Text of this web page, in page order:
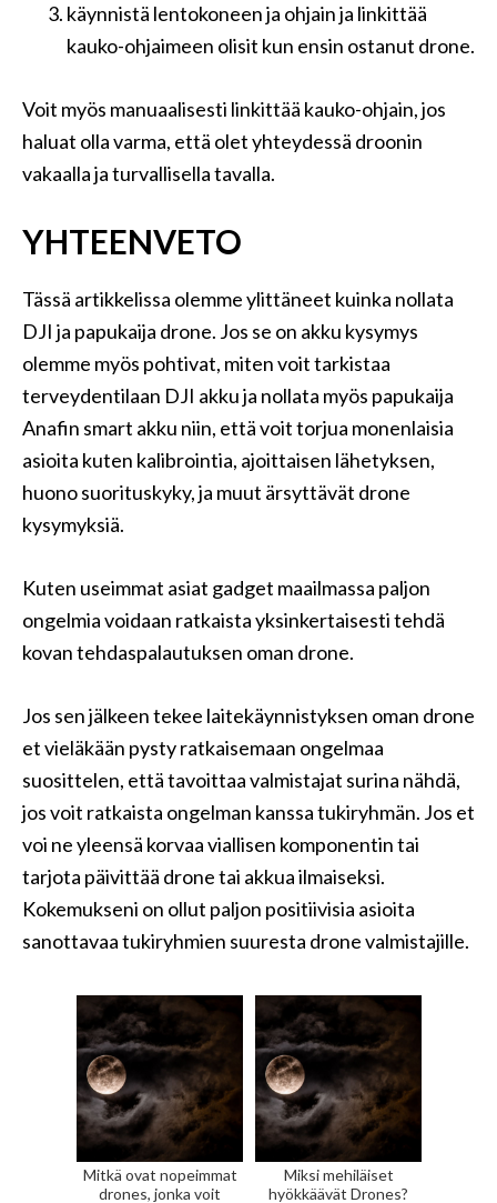
käynnistä lentokoneen ja ohjain ja linkittää
kauko-ohjaimeen olisit kun ensin ostanut drone.
Voit myös manuaalisesti linkittää kauko-ohjain, jos
haluat olla varma, että olet yhteydessä droonin
vakaalla ja turvallisella tavalla.
YHTEENVETO
Tässä artikkelissa olemme ylittäneet kuinka nollata
DJI ja papukaija drone. Jos se on akku kysymys
olemme myös pohtivat, miten voit tarkistaa
terveydentilaan DJI akku ja nollata myös papukaija
Anafin smart akku niin, että voit torjua monenlaisia ​​
asioita kuten kalibrointia, ajoittaisen lähetyksen,
huono suorituskyky, ja muut ärsyttävät drone
kysymyksiä.
Kuten useimmat asiat gadget maailmassa paljon
ongelmia voidaan ratkaista yksinkertaisesti tehdä
kovan tehdaspalautuksen oman drone.
Jos sen jälkeen tekee laitekäynnistyksen oman drone
et vieläkään pysty ratkaisemaan ongelmaa
suosittelen, että tavoittaa valmistajat surina nähdä,
jos voit ratkaista ongelman kanssa tukiryhmän. Jos et
voi ne yleensä korvaa viallisen komponentin tai
tarjota päivittää drone tai akkua ilmaiseksi.
Kokemukseni on ollut paljon positiivisia asioita
sanottavaa tukiryhmien suuresta drone valmistajille.
Mitkä ovat nopeimmat
drones, jonka voit
Miksi mehiläiset
hyökkäävät Drones?